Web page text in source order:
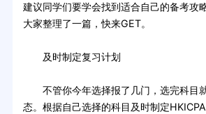
建议同学们要学会找到适合自己的备考攻
大家整理了一篇，快来GET。
及时制定复习计划
不管你今年选择报了几门，选完科目
态。根据自己选择的科目及时制定